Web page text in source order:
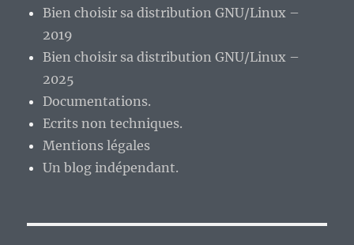
premier
lignée…
Bien choisir sa distribution GNU/Linux –
2019
Bien choisir sa distribution GNU/Linux –
2025
Documentations.
Ecrits non techniques.
Mentions légales
Un blog indépendant.